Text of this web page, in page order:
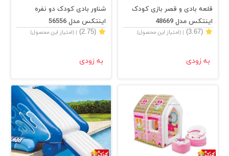
قلعه بادی و قصر بازی کودک
اینتکس مدل 48669
(3.67)
| (امتیاز این محصول)
به زودی
شناور بادی کودک دو نفره
اینتکس مدل 56556
(2.75)
| (امتیاز این محصول)
به زودی